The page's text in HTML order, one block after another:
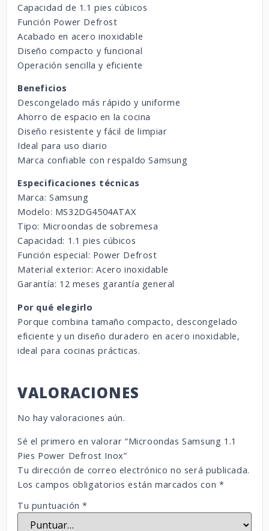
Capacidad de 1.1 pies cúbicos
Función Power Defrost
Acabado en acero inoxidable
Diseño compacto y funcional
Operación sencilla y eficiente
Beneficios
Descongelado más rápido y uniforme
Ahorro de espacio en la cocina
Diseño resistente y fácil de limpiar
Ideal para uso diario
Marca confiable con respaldo Samsung
Especificaciones técnicas
Marca: Samsung
Modelo: MS32DG4504ATAX
Tipo: Microondas de sobremesa
Capacidad: 1.1 pies cúbicos
Función especial: Power Defrost
Material exterior: Acero inoxidable
Garantía: 12 meses garantía general
Por qué elegirlo
Porque combina tamaño compacto, descongelado
eficiente y un diseño duradero en acero inoxidable,
ideal para cocinas prácticas.
VALORACIONES
No hay valoraciones aún.
Sé el primero en valorar “Microondas Samsung 1.1
Pies Power Defrost Inox”
Tu dirección de correo electrónico no será publicada.
Los campos obligatorios están marcados con *
Tu puntuación*